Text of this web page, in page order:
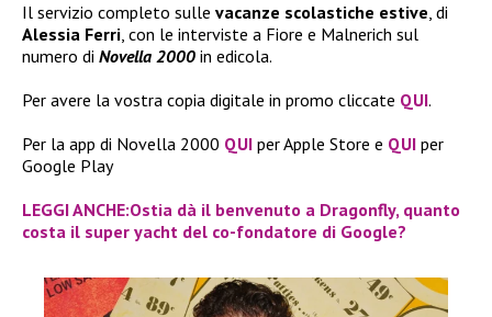
Il servizio completo sulle vacanze scolastiche estive, di
Alessia Ferri, con le interviste a Fiore e Malnerich sul
numero di Novella 2000 in edicola.
Per avere la vostra copia digitale in promo cliccate QUI.
Per la app di Novella 2000 QUI per Apple Store e QUI per
Google Play
LEGGI ANCHE:Ostia dà il benvenuto a Dragonfly, quanto
costa il super yacht del co-fondatore di Google?